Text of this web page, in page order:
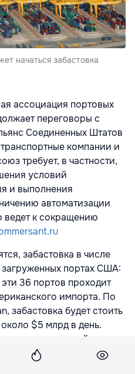
начаться забастовка
ассоциация портовых
переговоры с
Соединенных Штатов
компании и
требует, в частности,
условий
и выполнения
автоматизации
ведет к сокращению
забастовка в числе
загруженных портах США:
36 портов проходит
импорта. По
забастовка будет стоить
$5 млрд в день.
она станет первой
этого региона с 1977